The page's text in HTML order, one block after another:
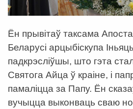
Ён прывітаў таксама
Беларусі арцыбіскупа
падкрэсліўшы, што гэта
Святога Айца ў краіне, і
памаліцца за Папу. Ён
вучыцца выконваць сваю